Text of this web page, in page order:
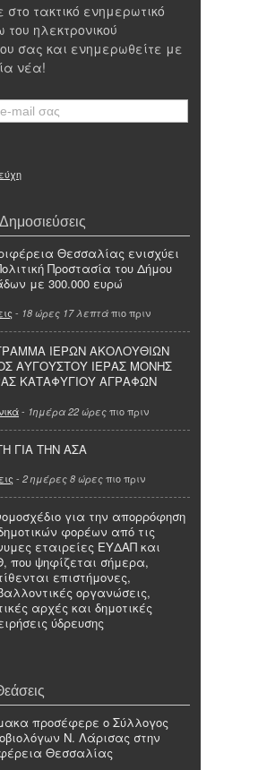
τακτικό ενημερωτικό
ηλεκτρονικού
σας και ενημερωθείτε με
νέα!
Θεσσαλίας ενισχύει
Προστασία του Δήμου
με 300.000 ευρώ
- 18 ώρες 17 λεπτά πιο πριν
ΙΕΡΩΝ ΑΚΟΛΟΥΘΙΩΝ
ΑΥΓΟΥΣΤΟΥ ΙΕΡΑΣ ΜΟΝΗΣ
ΚΑΤΑΦΥΓΙΟΥ ΑΓΡΑΦΩΝ
- 1ημέρα 22 ώρες πιο πριν
ΓΙΑ ΤΗΝ ΑΣΑ
- 2 ημέρες 8 ώρες πιο πριν
για την απορρόφηση
φορέων από τις
εταιρείες ΕΥΔΑΠ και
που ψηφίζεται σήμερα,
επιστήμονες,
οργανώσεις,
αρχές και δημοτικές
ύδρευσης
προσέφερε ο Σύλλογος
Ν. Λάρισας στην
Θεσσαλίας